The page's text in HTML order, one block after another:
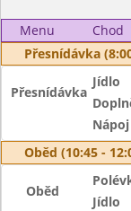
Menu Chod
Přesnídávka
Přesnídávka
Jídlo
Nápoj
Oběd (10:45 -
Oběd
Jídlo